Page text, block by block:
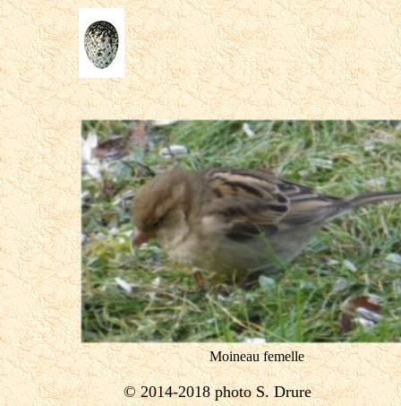
Moineau femelle
© 2014-2018 photo S. Drure